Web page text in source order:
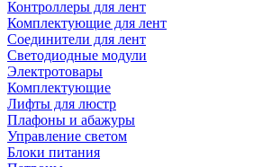
Контроллеры для лент
Комплектующие для лент
Соединители для лент
Светодиодные модули
Электротовары
Комплектующие
Лифты для люстр
Плафоны и абажуры
Управление светом
Блоки питания